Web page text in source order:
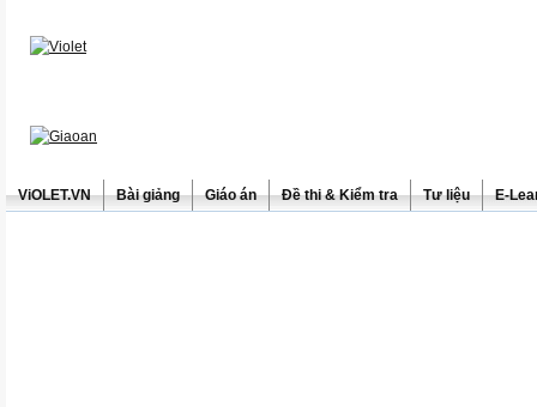
ViOLET.VN Bài giảng Giáo án Đề thi & Kiểm tra Tư liệu E-